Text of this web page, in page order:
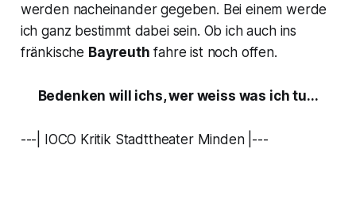
werden nacheinander gegeben. Bei einem werde
ich ganz bestimmt dabei sein. Ob ich auch ins
fränkische Bayreuth fahre ist noch offen.
Bedenken will ichs, wer weiss was ich tu...
---| IOCO Kritik Stadttheater Minden |---